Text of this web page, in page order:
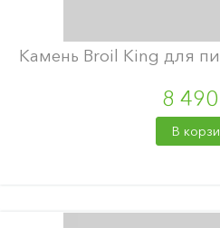
Камень Broil King для
8
В